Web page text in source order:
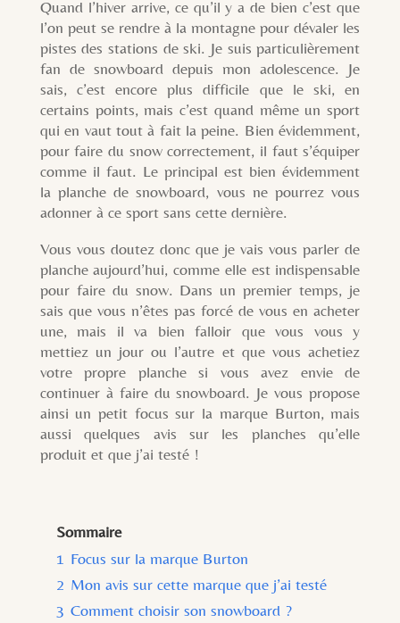
Quand l’hiver arrive, ce qu’il y a de bien c’est que
l’on peut se rendre à la montagne pour dévaler les
pistes des stations de ski. Je suis particulièrement
fan de snowboard depuis mon adolescence. Je
sais, c’est encore plus difficile que le ski, en
certains points, mais c’est quand même un sport
qui en vaut tout à fait la peine. Bien évidemment,
pour faire du snow correctement, il faut s’équiper
comme il faut. Le principal est bien évidemment
la planche de snowboard, vous ne pourrez vous
adonner à ce sport sans cette dernière.
Vous vous doutez donc que je vais vous parler de
planche aujourd’hui, comme elle est indispensable
pour faire du snow. Dans un premier temps, je
sais que vous n’êtes pas forcé de vous en acheter
une, mais il va bien falloir que vous vous y
mettiez un jour ou l’autre et que vous achetiez
votre propre planche si vous avez envie de
continuer à faire du snowboard. Je vous propose
ainsi un petit focus sur la marque Burton, mais
aussi quelques avis sur les planches qu’elle
produit et que j’ai testé !
Sommaire
1 Focus sur la marque Burton
2 Mon avis sur cette marque que j’ai testé
3 Comment choisir son snowboard ?